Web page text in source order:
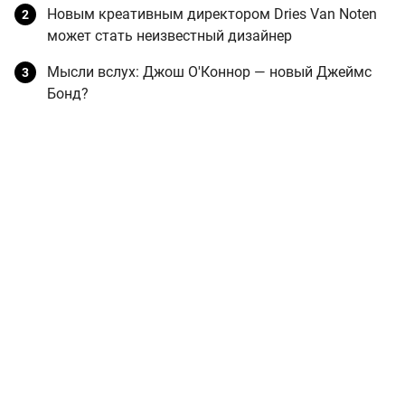
Новым креативным директором Dries Van Noten
может стать неизвестный дизайнер
Мысли вслух: Джош О'Коннор — новый Джеймс
Бонд?